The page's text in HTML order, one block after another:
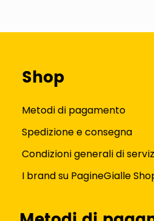
Shop
Metodi di pagamento
Spedizione e consegna
Condizioni generali di
I brand su PagineGialle